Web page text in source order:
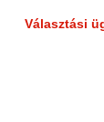
Választási